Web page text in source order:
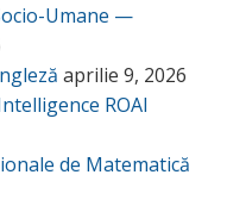
Umane —
aprilie 9, 2026
ROAI
de Matematică